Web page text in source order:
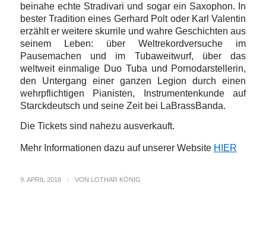
beinahe echte Stradivari und sogar ein Saxophon. In
bester Tradition eines Gerhard Polt oder Karl Valentin
erzählt er weitere skurrile und wahre Geschichten aus
seinem Leben: über Weltrekordversuche im
Pausemachen und im Tubaweitwurf, über das
weltweit einmalige Duo Tuba und Pornodarstellerin,
den Untergang einer ganzen Legion durch einen
wehrpflichtigen Pianisten, Instrumentenkunde auf
Starckdeutsch und seine Zeit bei LaBrassBanda.
Die Tickets sind nahezu ausverkauft.
Mehr Informationen dazu auf unserer Website HIER
9. APRIL 2018 / VON LOTHAR KÖNIG